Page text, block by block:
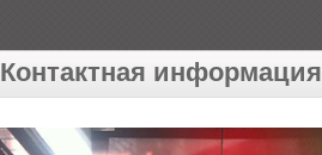
Контактная информация